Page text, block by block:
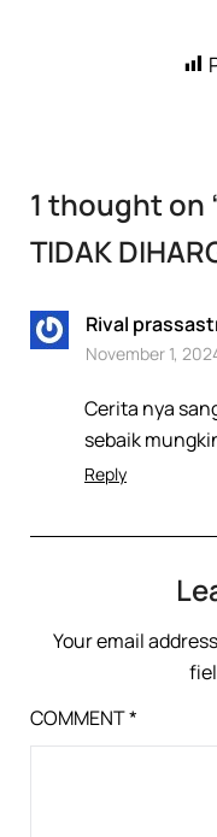
1 thought on
TIDAK
Rival
November 1,
Cerita nya
sebaik
Reply
Your email
COMMENT*